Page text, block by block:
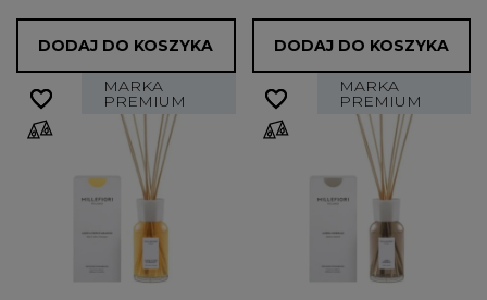
DODAJ DO KOSZYKA DODAJ DO KOSZYKA
MARKA
PREMIUM
favorite_border
favorite_border MARKA
PREMIUM
favorite_border
favorite_border